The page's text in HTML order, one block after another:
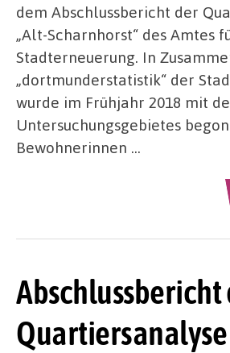
dem Abschlussbericht der
„Alt-Scharnhorst“ des Amtes
Stadterneuerung. In
„dortmunderstatistik“ der
wurde im Frühjahr 2018 mit
Untersuchungsgebietes
Bewohnerinnen …
Abschlussbericht